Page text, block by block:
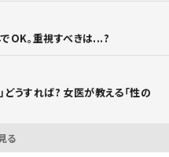
OK。重視すべきは...?
うすれば? 女医が教える「性の
る